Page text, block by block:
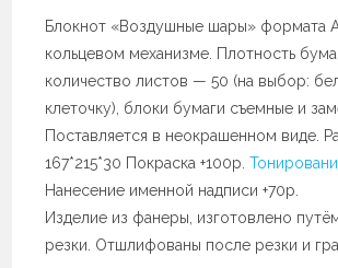
Блокнот «Воздушные шары» формата
кольцевом механизме. Плотность
количество листов — 50 (на выбор:
клеточку), блоки бумаги съемные и
Поставляется в неокрашенном виде.
167*215*30 Покраска +100р.
Нанесение именной надписи +70р.
Изделие из фанеры, изготовлено
резки. Отшлифованы после резки и